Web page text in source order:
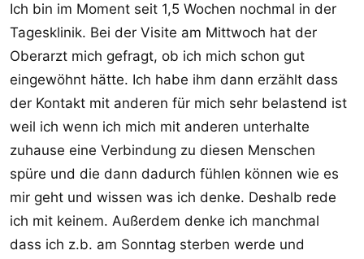
Ich bin im Moment seit 1,5 Wochen nochmal in der
Tagesklinik. Bei der Visite am Mittwoch hat der
Oberarzt mich gefragt, ob ich mich schon gut
eingewöhnt hätte. Ich habe ihm dann erzählt dass
der Kontakt mit anderen für mich sehr belastend ist
weil ich wenn ich mich mit anderen unterhalte
zuhause eine Verbindung zu diesen Menschen
spüre und die dann dadurch fühlen können wie es
mir geht und wissen was ich denke. Deshalb rede
ich mit keinem. Außerdem denke ich manchmal
dass ich z.b. am Sonntag sterben werde und